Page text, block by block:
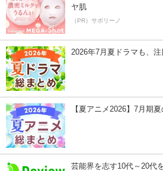
ヤ肌
（PR）サボリーノ
2026年7月夏ドラマも、
【夏アニメ2026】7月期
芸能界を志す10代～20代